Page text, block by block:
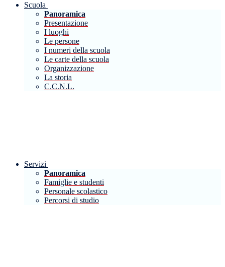
Scuola
Panoramica
Presentazione
I luoghi
Le persone
I numeri della scuola
Le carte della scuola
Organizzazione
La storia
C.C.N.L.
Servizi
Panoramica
Famiglie e studenti
Personale scolastico
Percorsi di studio